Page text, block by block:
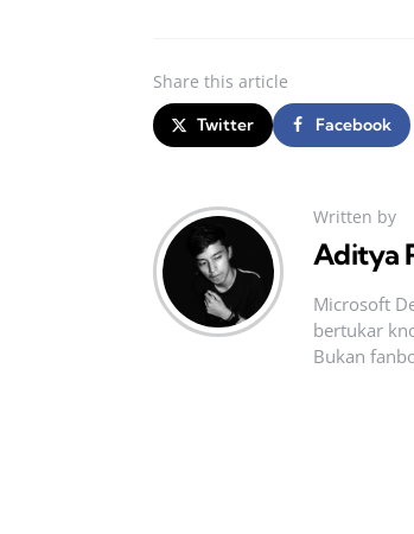
Share this article
Twitter Facebook
Written by
Aditya
Microsoft
bertukar
Bukan